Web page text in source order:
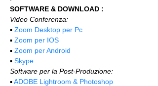
SOFTWARE & DOWNLOAD :
Video Conferenza:
▪️ Zoom Desktop per Pc
▪️ Zoom per IOS
▪️ Zoom per Android
▪️ Skype
Software per la Post-Produzione:
▪️ ADOBE Lightroom & Photoshop